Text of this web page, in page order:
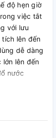
độ hẹn giờ
việc tắt
với lưu
lên đến
dễ dàng
lớn lên đến
nước